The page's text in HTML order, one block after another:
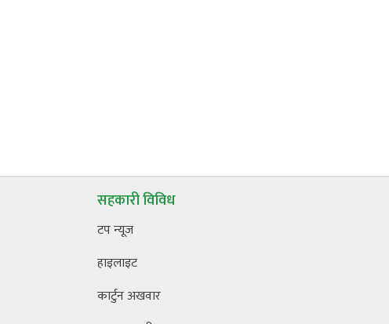
सहकारी विविध
टप न्यूज
हाइलाइट
कार्टुन अखवार